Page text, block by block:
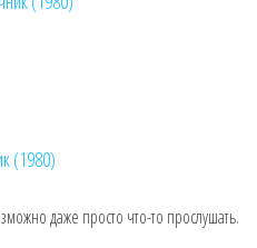
(1980)
даже просто что-то прослушать.